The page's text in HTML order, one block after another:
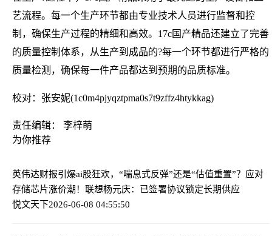
艺流程。每一个生产环节都由专业技术人员进行监督和控
制，确保生产过程的精细和高效。17c国产精品还建立了完善
的质量控制体系，从生产到成品的?每一个环节都进行严格的
质量检测，确保每一件产品都达到预期的品质标准。
校对：张安妮(1c0m4pjyqztpma0s7t9zffz4htykkag)
责任编辑： 李梓萌
为你推荐
英伟达财报引爆ai股狂欢，“喘息式反弹”还是“估值重置”？ 应对
存储芯片涨价潮！联想杨元庆：已签署协议锁定长期供应
悦文天下2026-06-08 04:55:50